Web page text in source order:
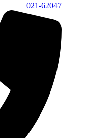
021-62047